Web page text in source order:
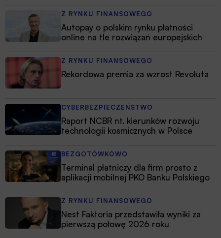
Z RYNKU FINANSOWEGO
Autopay o polskim rynku płatności
online na tle rozwiązań europejskich
Z RYNKU FINANSOWEGO
Rekordowa premia za wzrost Revoluta
CYBERBEZPIECZEŃSTWO
Raport NCBR nt. kierunków rozwoju
technologii kosmicznych w Polsce
BEZGOTÓWKOWO
Terminal płatniczy dla firm prosto z
aplikacji mobilnej PKO Banku Polskiego
Z RYNKU FINANSOWEGO
Nest Faktoria przedstawiła wyniki za
pierwszą połowę 2026 roku